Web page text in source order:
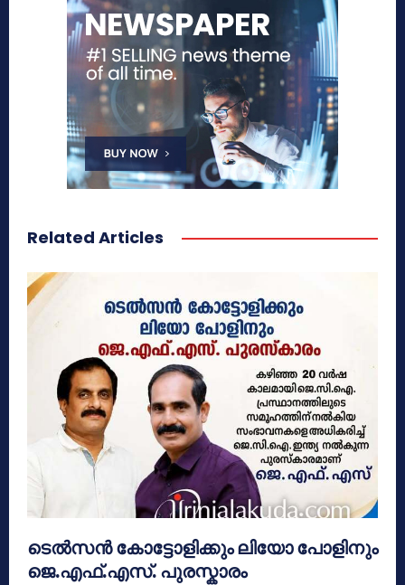
Related Articles
ടെൽസൻ കോട്ടോളിക്കും ലിയോ പോളിനും
ജെ.എഫ്.എസ്. പുരസ്കാരം